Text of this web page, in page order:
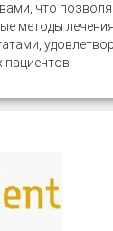
что
методы